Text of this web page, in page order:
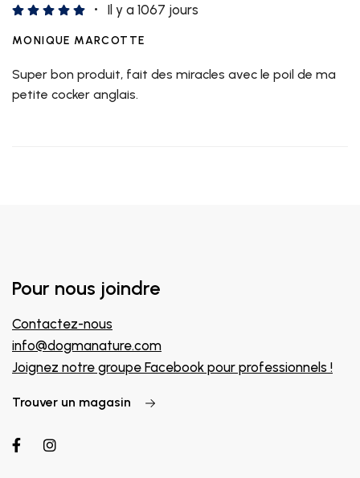
Il y a 1067 jours
MONIQUE MARCOTTE
Super bon produit, fait des miracles avec le poil de ma
petite cocker anglais.
Pour nous joindre
Contactez-nous
info@dogmanature.com
Joignez notre groupe Facebook pour professionnels !
Trouver un magasin